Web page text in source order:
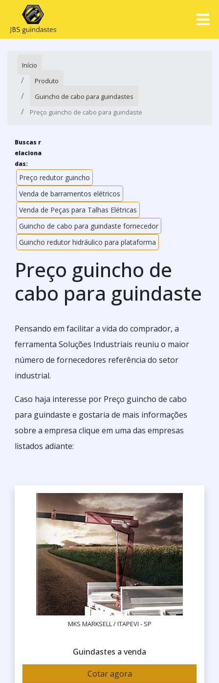
Início
Produto
Guincho de cabo para guindastes
Preço guincho de cabo para guindaste
Buscas r
elaciona
das:
Preço redutor guincho
Venda de barramentos elétricos
Venda de Peças para Talhas Elétricas
Guincho de cabo para guindaste fornecedor
Guincho redutor hidráulico para plataforma
Preço guincho de
cabo para guindaste
Pensando em facilitar a vida do comprador, a
ferramenta Soluções Industriais reuniu o maior
número de fornecedores referência do setor
industrial.
Caso haja interesse por Preço guincho de cabo
para guindaste e gostaria de mais informações
sobre a empresa clique em uma das empresas
listados adiante:
MKS MARKSELL / ITAPEVI - SP
Guindastes a venda
Cotar agora